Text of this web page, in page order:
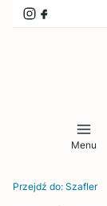
Menu
Przejdź do: Szafler